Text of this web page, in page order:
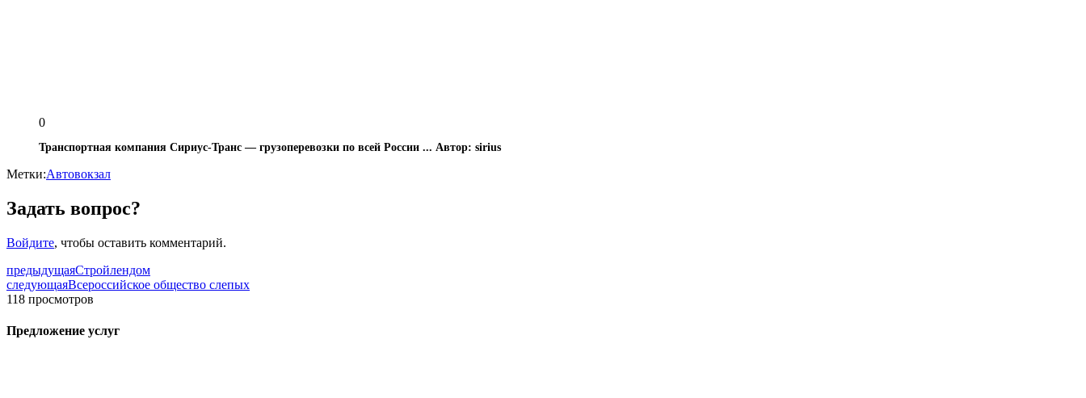
0
Транспортная компания Сириус-Транс — грузоперевозки по всей России ... Автор: sirius
Метки:Автовокзал
Задать вопрос?
Войдите, чтобы оставить комментарий.
предыдущаяСтройлендом
следующаяВсероссийское общество слепых
118 просмотров
Предложение услуг